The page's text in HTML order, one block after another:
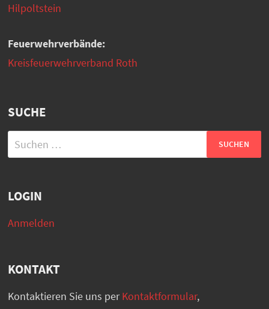
Hilpoltstein
Feuerwehrverbände:
Kreisfeuerwehrverband Roth
SUCHE
Suchen
nach:
LOGIN
Anmelden
KONTAKT
Kontaktieren Sie uns perKontaktformular,